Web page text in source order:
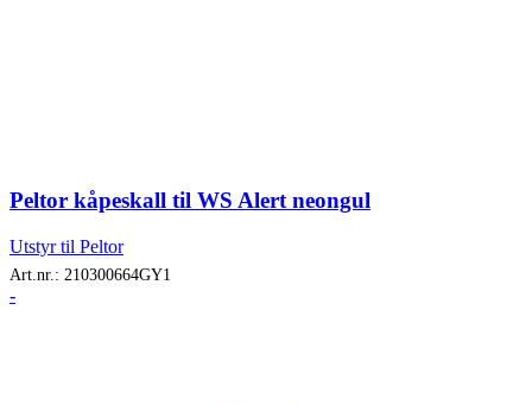
Peltor kåpeskall til WS Alert neongul
Utstyr til Peltor
Art.nr.: 210300664GY1
-